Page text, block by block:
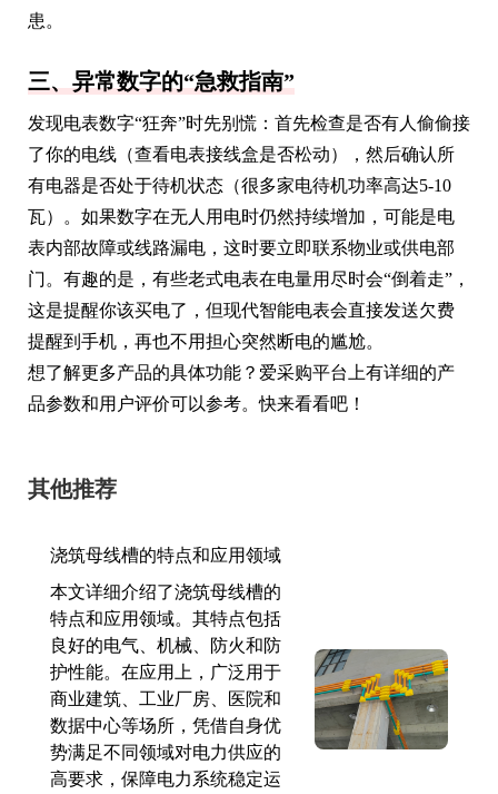
患。
三、异常数字的“急救指南”
发现电表数字“狂奔”时先别慌：首先检查是否有人偷偷接
了你的电线（查看电表接线盒是否松动），然后确认所
有电器是否处于待机状态（很多家电待机功率高达5-10
瓦）。如果数字在无人用电时仍然持续增加，可能是电
表内部故障或线路漏电，这时要立即联系物业或供电部
门。有趣的是，有些老式电表在电量用尽时会“倒着走”，
这是提醒你该买电了，但现代智能电表会直接发送欠费
提醒到手机，再也不用担心突然断电的尴尬。
想了解更多产品的具体功能？爱采购平台上有详细的产
品参数和用户评价可以参考。快来看看吧！
其他推荐
浇筑母线槽的特点和应用领域
本文详细介绍了浇筑母线槽的
特点和应用领域。其特点包括
良好的电气、机械、防火和防
护性能。在应用上，广泛用于
商业建筑、工业厂房、医院和
数据中心等场所，凭借自身优
势满足不同领域对电力供应的
高要求，保障电力系统稳定运